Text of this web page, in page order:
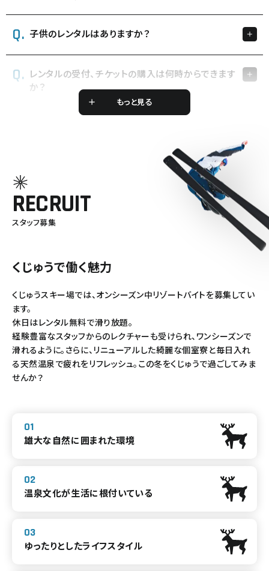
子供のレンタルはありますか？
レンタルの受付、チケットの購入は何時からできます
か？
もっと見る
RECRUIT
スタッフ募集
くじゅうで働く魅力
くじゅうスキー場では、オンシーズン中リゾートバイトを募集してい
ます。
休日はレンタル無料で滑り放題。
経験豊富なスタッフからのレクチャーも受けられ、ワンシーズンで
滑れるように。さらに、リニューアルした綺麗な個室寮と毎日入れ
る天然温泉で疲れをリフレッシュ。この冬をくじゅうで過ごしてみま
せんか？
雄大な自然に囲まれた環境
温泉文化が生活に根付いている
ゆったりとしたライフスタイル